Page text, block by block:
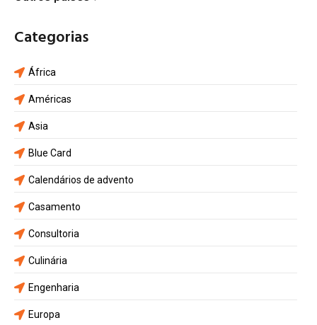
Categorias
África
Américas
Asia
Blue Card
Calendários de advento
Casamento
Consultoria
Culinária
Engenharia
Europa